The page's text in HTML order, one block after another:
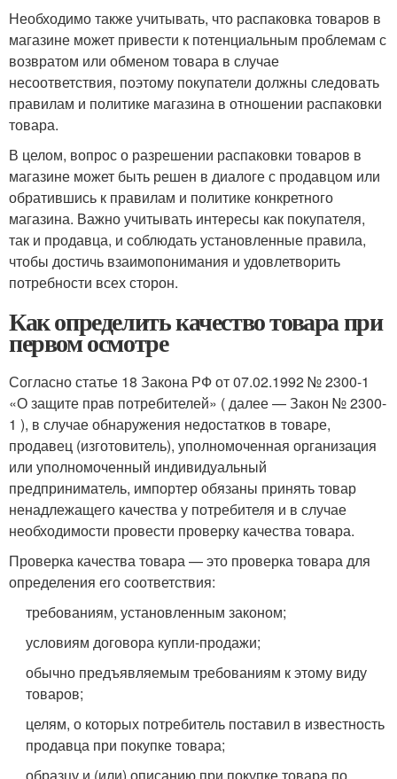
Необходимо также учитывать, что распаковка товаров в
магазине может привести к потенциальным проблемам с
возвратом или обменом товара в случае
несоответствия, поэтому покупатели должны следовать
правилам и политике магазина в отношении распаковки
товара.
В целом, вопрос о разрешении распаковки товаров в
магазине может быть решен в диалоге с продавцом или
обратившись к правилам и политике конкретного
магазина. Важно учитывать интересы как покупателя,
так и продавца, и соблюдать установленные правила,
чтобы достичь взаимопонимания и удовлетворить
потребности всех сторон.
Как определить качество товара при
первом осмотре
Согласно статье 18 Закона РФ от 07.02.1992 № 2300-1
«О защите прав потребителей» ( далее — Закон № 2300-
1 ), в случае обнаружения недостатков в товаре,
продавец (изготовитель), уполномоченная организация
или уполномоченный индивидуальный
предприниматель, импортер обязаны принять товар
ненадлежащего качества у потребителя и в случае
необходимости провести проверку качества товара.
Проверка качества товара — это проверка товара для
определения его соответствия:
требованиям, установленным законом;
условиям договора купли-продажи;
обычно предъявляемым требованиям к этому виду
товаров;
целям, о которых потребитель поставил в известность
продавца при покупке товара;